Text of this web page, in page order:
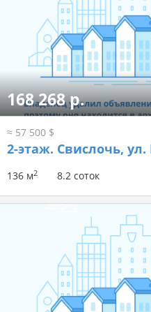
168 268 р.
≈ 57 500 $
2-этаж. Свислочь,
136 м2 8.2 соток